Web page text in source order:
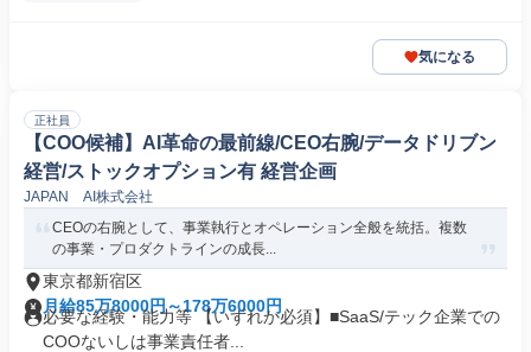
気になる
正社員
【COO候補】AI革命の最前線/CEO右腕/データドリブン
経営/ストックオプション有 経営企画
JAPAN AI株式会社
CEOの右腕として、事業執行とオペレーション全般を統括。複数
の事業・プロダクトラインの成長...
東京都新宿区
月給85万8000円～178万6000円
必要な経験・能力等 【いずれか必須】■SaaS/テック企業での
COOないしは事業責任者...